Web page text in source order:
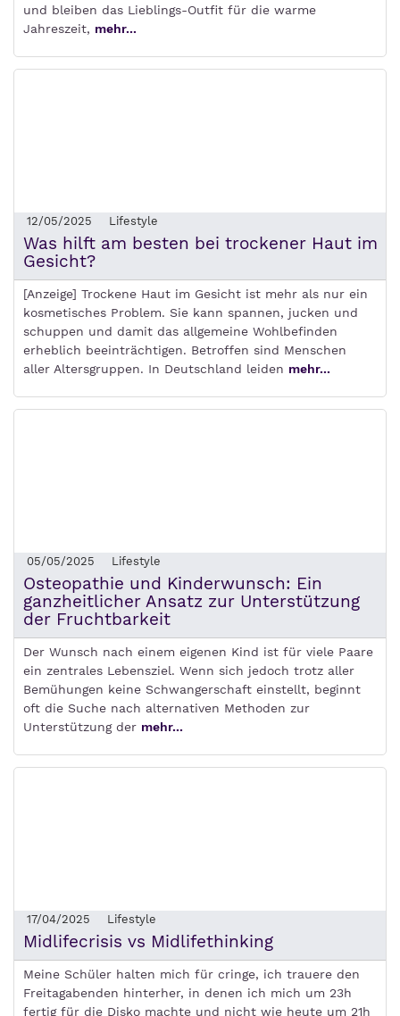
und bleiben das Lieblings-Outfit für die warme
Jahreszeit, mehr...
12/05/2025 Lifestyle
Was hilft am besten bei trockener Haut im
Gesicht?
[Anzeige] Trockene Haut im Gesicht ist mehr als nur ein
kosmetisches Problem. Sie kann spannen, jucken und
schuppen und damit das allgemeine Wohlbefinden
erheblich beeinträchtigen. Betroffen sind Menschen
aller Altersgruppen. In Deutschland leiden mehr...
05/05/2025 Lifestyle
Osteopathie und Kinderwunsch: Ein
ganzheitlicher Ansatz zur Unterstützung
der Fruchtbarkeit
Der Wunsch nach einem eigenen Kind ist für viele Paare
ein zentrales Lebensziel. Wenn sich jedoch trotz aller
Bemühungen keine Schwangerschaft einstellt, beginnt
oft die Suche nach alternativen Methoden zur
Unterstützung der mehr...
17/04/2025 Lifestyle
Midlifecrisis vs Midlifethinking
Meine Schüler halten mich für cringe, ich trauere den
Freitagabenden hinterher, in denen ich mich um 23h
fertig für die Disko machte und nicht wie heute um 21h